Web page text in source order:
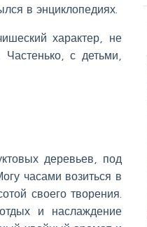
в энциклопедиях.
характер, не
с детьми,
деревьев, под
часами возиться в
своего творения.
и наслаждение